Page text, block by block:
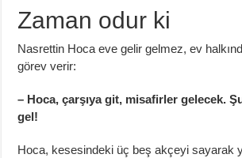
Zaman odur ki
Nasrettin Hoca eve gelir gelmez, ev
görev verir:
– Hoca, çarşıya git, misafirler gelecek.
gel!
Hoca, kesesindeki üç beş akçeyi sayarak